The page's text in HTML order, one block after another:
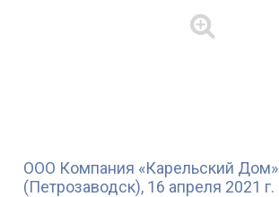
ООО Компания «Карельский Дом»
(Петрозаводск), 16 апреля 2021 г.